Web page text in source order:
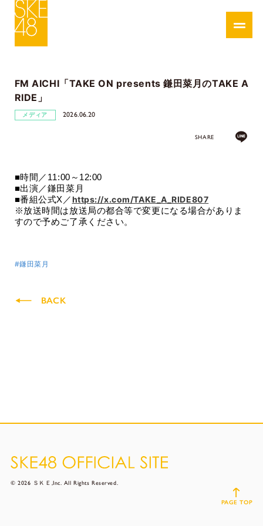
FM AICHI「TAKE ON presents 鎌田菜月のTAKE A
RIDE」
メディア 2026.06.20
SHARE
■時間／ 11:00 ～ 12:00
■出演／鎌田菜月
■番組公式X／https://x.com/TAKE_A_RIDE807
※放送時間は放送局の都合等で変更になる場合がありま
すので予めご了承ください。
#鎌田菜月
BACK
© 2026 ＳＫＥ,Inc. All Rights Reserved.
PAGE TOP